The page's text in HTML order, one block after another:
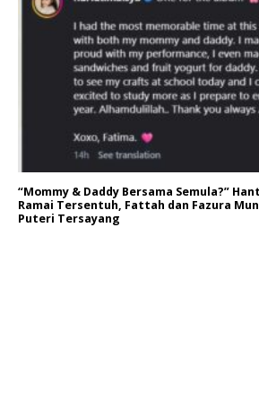
“Mommy & Daddy Bersama Semula?”
Ramai Tersentuh, Fattah dan Fazura
Puteri Tersayang